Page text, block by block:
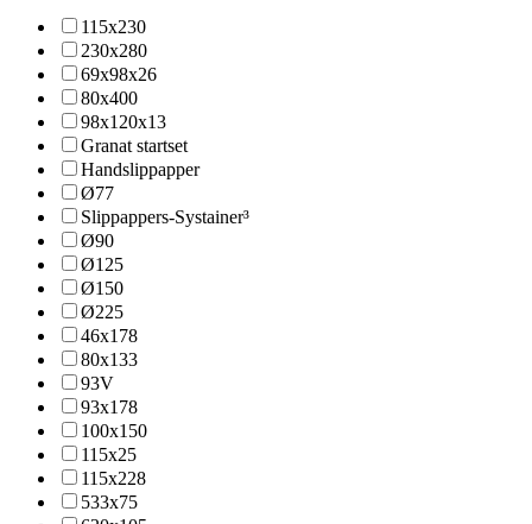
115x230
230x280
69x98x26
80x400
98x120x13
Granat startset
Handslippapper
Ø77
Slippappers-Systainer³
Ø90
Ø125
Ø150
Ø225
46x178
80x133
93V
93x178
100x150
115x25
115x228
533x75